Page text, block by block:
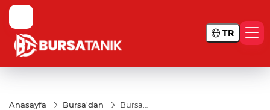
TR
Anasayfa Bursa'dan
Bursa